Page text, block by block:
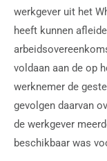
werkgever uit het
heeft kunnen
voldaan aan de op
werknemer de
gevolgen daarvan
de werkgever
beschikbaar was